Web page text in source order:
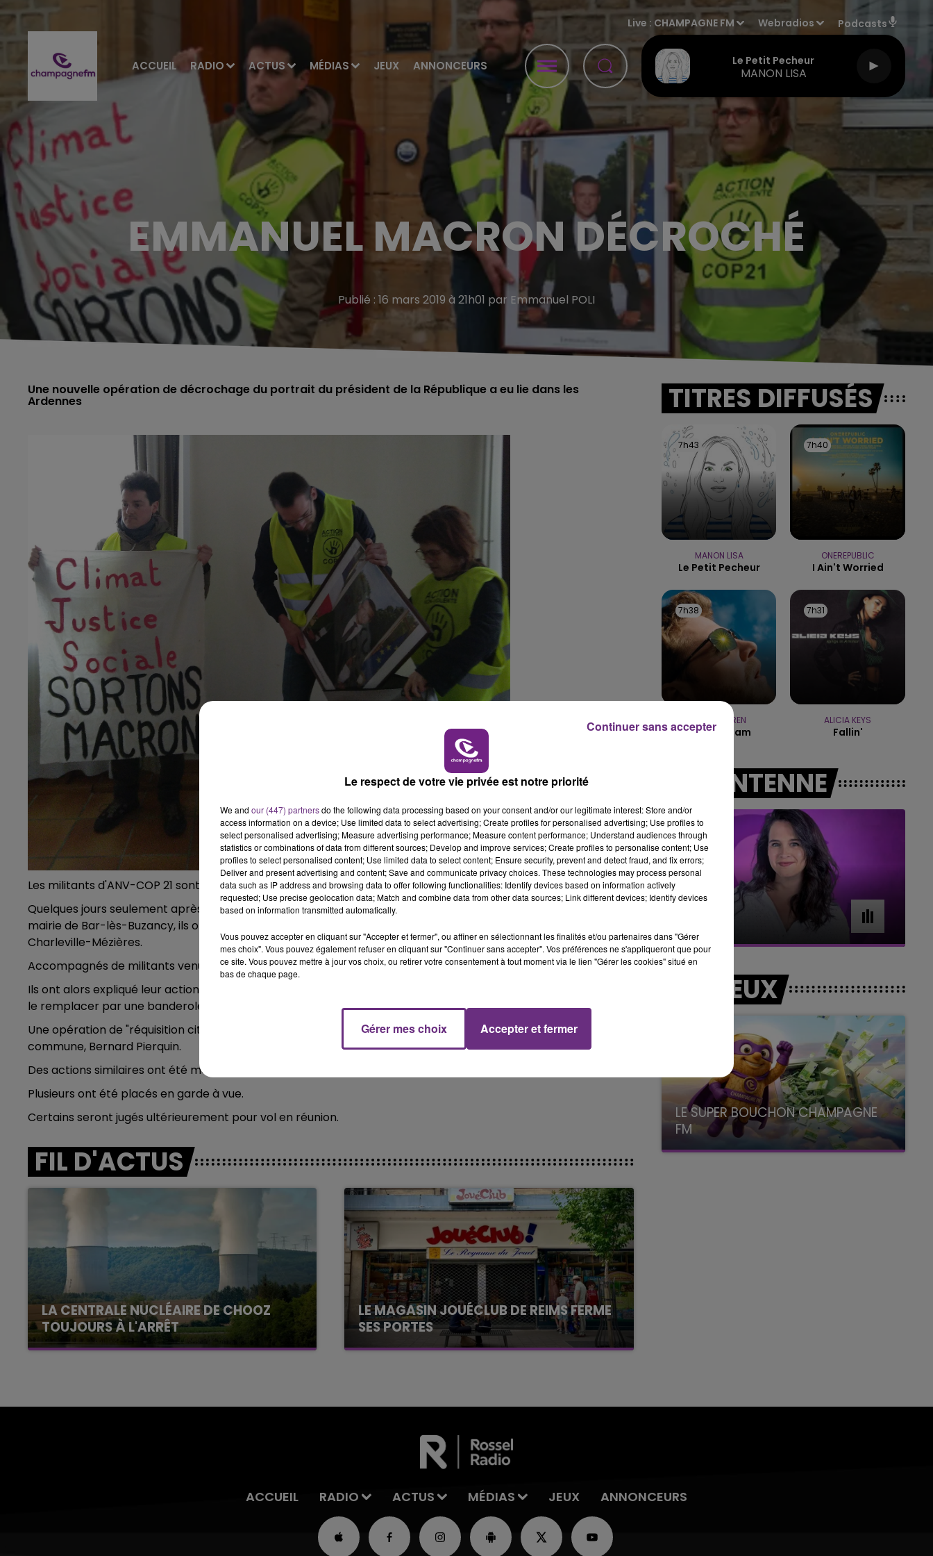
ACCUEIL RADIO ACTUS MÉDIAS JEUX ANNONCEURS
Live : CHAMPAGNE FM Webradios Podcasts
Le Petit Pecheur
MANON LISA
LE WEEK-END CHAMPAGNE FM
16h00 - 20h00
LE WEEK-END CHAMPAGNE FM
7h00 - 11h00
BEST OF
EMMANUEL MACRON DÉCROCHÉ
Publié : 16 mars 2019 à 21h01 par Emmanuel POLI
Une nouvelle opération de décrochage du portrait du président de la République a eu lie dans les
Ardennes
Les militants d'ANV-COP 21 sont décidément très actifs dans les Ardennes.
Quelques jours seulement après avoir décroché le portrait officiel d'Emmanuel Macron, qui se trouvait dans la
mairie de Bar-lès-Buzancy, ils ont remis ça ce matin (samedi 16 mars) à la Mairie de Warcq, près de
Charleville-Mézières.
Accompagnés de militants venus de Reims, ils sont entrés dans la Mairie aux heures d‘ouverture.
Ils ont alors expliqué leur action aux personnes présentes, avant de décrocher, dans le calme, le portrait et de
le remplacer par une banderole avec l'inscription « Urgence sociale et climatique, Où est Macron ? ».
Une opération de "réquisition citoyenne", qui s'est terminé par la remise d'une lettre ouverte au maire de la
commune, Bernard Pierquin.
Des actions similaires ont été menées par les militants écologistes un peu partout en France.
Plusieurs ont été placés en garde à vue.
Certains seront jugés ultérieurement pour vol en réunion.
FIL D'ACTUS
LA CENTRALE NUCLÉAIRE DE CHOOZ
TOUJOURS À L'ARRÊT
Cela fait déjà une semaine que la centrale
LE MAGASIN JOUÉCLUB DE REIMS FERME
SES PORTES
C'était l'une des institutions du centre-ville
TITRES DIFFUSÉS
7h43
7h43
MANON LISA
Le Petit Pecheur
7h40
7h40
ONEREPUBLIC
I Ain't Worried
7h38
7h38
ALEX WARREN
Fever Dream
7h31
7h31
ALICIA KEYS
Fallin'
A L'ANTENNE
FM
16h00 - 20h00
Le Week-end Champagne FM Le week-end Champagne FM
LES JEUX
LE SUPER BOUCHON CHAMPAGNE
FM
avec La Famille Champagne FM, à 8H10
ACCUEIL RADIO ACTUS MÉDIAS JEUX ANNONCEURS
Le respect de votre vie privée est notre priorité
We and our (447) partnersdo the following data processing based on your consent and/or our legitimate interest: Store and/or
access information on a device; Use limited data to select advertising; Create profiles for personalised advertising; Use profiles to
select personalised advertising; Measure advertising performance; Measure content performance; Understand audiences through
statistics or combinations of data from different sources; Develop and improve services; Create profiles to personalise content; Use
profiles to select personalised content; Use limited data to select content; Ensure security, prevent and detect fraud, and fix errors;
Deliver and present advertising and content; Save and communicate privacy choices. These technologies may process personal
data such as IP address and browsing data to offer following functionalities: Identify devices based on information actively
requested; Use precise geolocation data; Match and combine data from other data sources; Link different devices; Identify devices
based on information transmitted automatically.
Vous pouvez accepter en cliquant sur "Accepter et fermer", ou affiner en sélectionnant les finalités et/ou partenaires dans "Gérer
mes choix". Vous pouvez également refuser en cliquant sur "Continuer sans accepter". Vos préférences ne s'appliqueront que pour
ce site. Vous pouvez mettre à jour vos choix, ou retirer votre consentement à tout moment via le lien "Gérer les cookies" situé en
bas de chaque page.
Gérer mes choix Accepter et fermer
Continuer sans accepter